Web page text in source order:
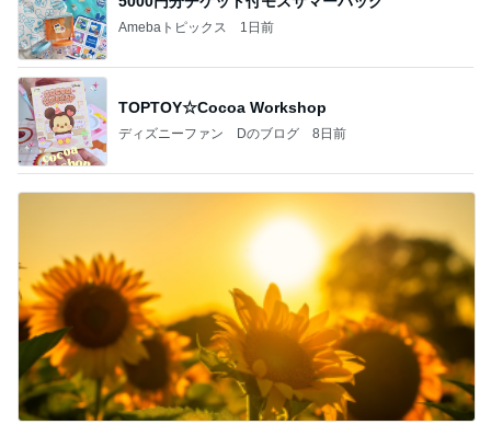
Amebaトピックス 1日前
TOPTOY☆Cocoa Workshop
ディズニーファン Dのブログ 8日前